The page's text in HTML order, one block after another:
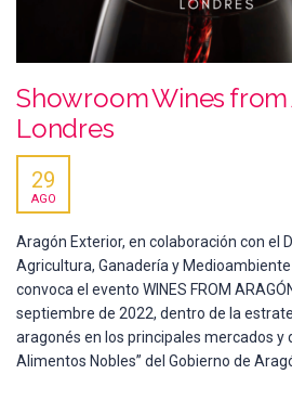
Showroom Wines from
Londres
29
AGO
Aragón Exterior, en colaboración con el
Agricultura, Ganadería y
convoca el evento WINES FROM
septiembre de 2022, dentro de la
aragonés en los principales mercados y
Alimentos Nobles” del Gobierno de